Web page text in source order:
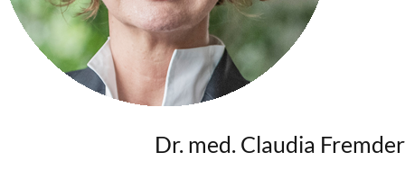
Dr. med. Claudia Fremder